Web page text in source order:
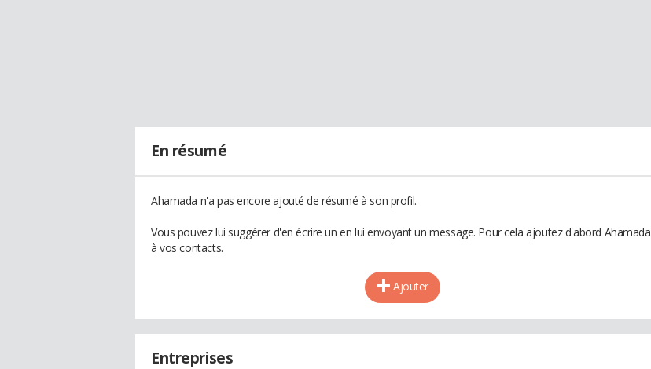
En résumé
Ahamada n'a pas encore ajouté de résumé à son profil.
Vous pouvez lui suggérer d'en écrire un en lui envoyant un message. Pour cela ajoutez d'abord Ahamada
à vos contacts.
Ajouter
Entreprises